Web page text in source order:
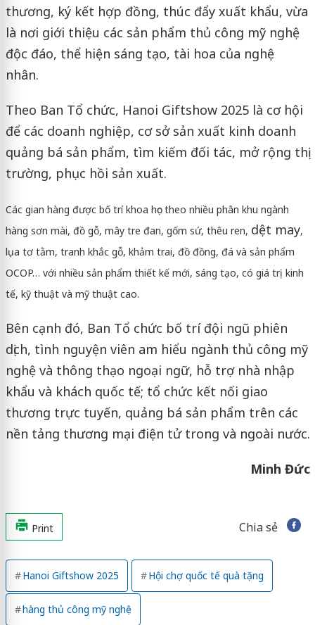
thương, ký kết hợp đồng, thúc đẩy xuất khẩu, vừa
là nơi giới thiệu các sản phẩm thủ công mỹ nghệ
độc đáo, thể hiện sáng tạo, tài hoa của nghệ
nhân.
Theo Ban Tổ chức, Hanoi Giftshow 2025 là cơ hội
để các doanh nghiệp, cơ sở sản xuất kinh doanh
quảng bá sản phẩm, tìm kiếm đối tác, mở rộng thị
trường, phục hồi sản xuất.
Các gian hàng được bố trí khoa học theo nhiều phân khu ngành
hàng sơn mài, đồ gỗ, mây tre đan, gốm sứ, thêu ren, dệt may,
lụa tơ tằm, tranh khắc gỗ, khảm trai, đồ đồng, đá và sản phẩm
OCOP… với nhiều sản phẩm thiết kế mới, sáng tạo, có giá trị kinh
tế, kỹ thuật và mỹ thuật cao.
Bên cạnh đó, Ban Tổ chức bố trí đội ngũ phiên
dịch, tình nguyện viên am hiểu ngành thủ công mỹ
nghệ và thông thạo ngoại ngữ, hỗ trợ nhà nhập
khẩu và khách quốc tế; tổ chức kết nối giao
thương trực tuyến, quảng bá sản phẩm trên các
nền tảng thương mại điện tử trong và ngoài nước.
Minh Đức
Print Chia sẻ
Hanoi Giftshow 2025 Hội chợ quốc tế quà tặng
hàng thủ công mỹ nghệ